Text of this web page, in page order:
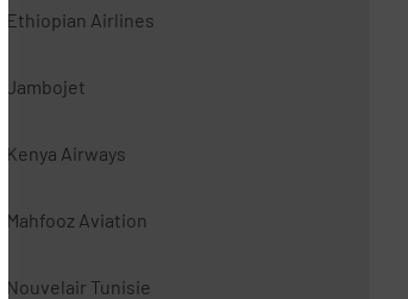
Ethiopian Airlines
Jambojet
Kenya Airways
Mahfooz Aviation
Nouvelair Tunisie